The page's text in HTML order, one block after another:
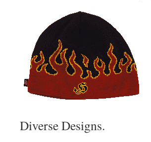
Diverse Designs.